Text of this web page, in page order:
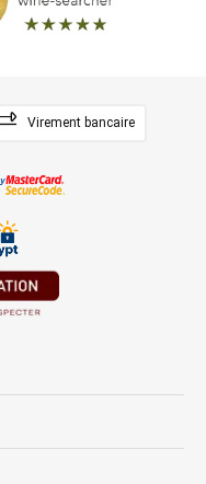
Virement bancaire